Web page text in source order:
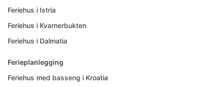
Feriehus i Istria
Feriehus i Kvarnerbukten
Feriehus i Dalmatia
Ferieplanlegging
Feriehus med basseng i Kroatia